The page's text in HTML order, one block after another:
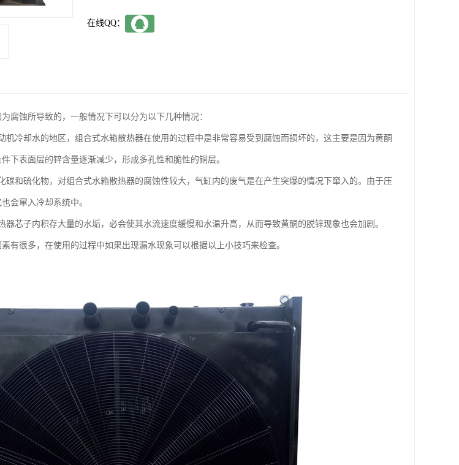
在线QQ：
腐蚀所导致的，一般情况下可以分为以下几种情况：
机冷却水的地区，组合式水箱散热器在使用的过程中是非常容易受到腐蚀而损坏的，这主要是因为黄酮
下表面层的锌含量逐渐减少，形成多孔性和脆性的铜层。
碳和硫化物，对组合式水箱散热器的腐蚀性较大，气缸内的废气是在产生突爆的情况下窜入的。由于压
会窜入冷却系统中。
芯子内积存大量的水垢，必会使其水流速度缓慢和水温升高，从而导致黄酮的脱锌现象也会加剧。
有很多，在使用的过程中如果出现漏水现象可以根据以上小技巧来检查。